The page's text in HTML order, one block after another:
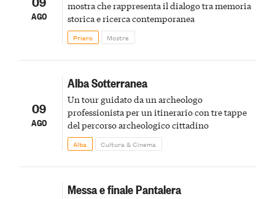
AGO
mostra che rappresenta il dialogo tra memoria
storica e ricerca contemporanea
Priero Mostre
09
AGO
Alba Sotterranea
Un tour guidato da un archeologo
professionista per un itinerario con tre tappe
del percorso archeologico cittadino
Alba Cultura & Cinema
Messa e finale Pantalera